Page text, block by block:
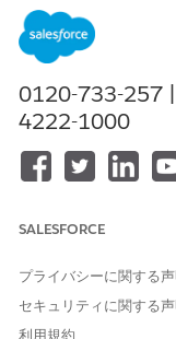
使用可能なエディシ
ライセンスが付属する
Edition。
必要なユーザー権
「標準エージェント
照してください。
アクションの詳細
API 参照名
0120-733-257
4222-1000
SALESFORCE
プライバシーに関する
セキュリティに関する
利用規約